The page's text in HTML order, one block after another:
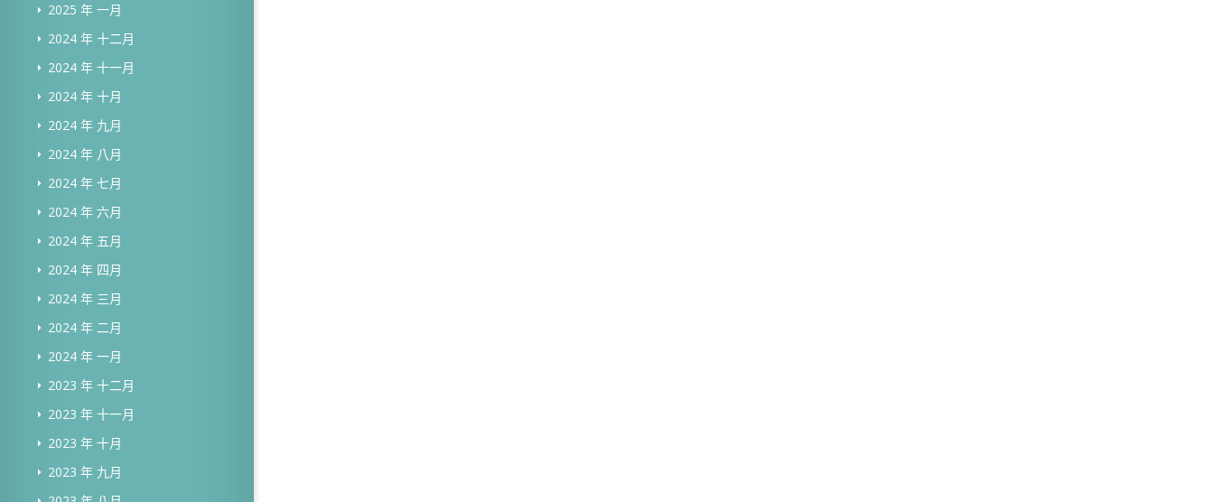
2025 年 一月
2024 年 十二月
2024 年 十一月
2024 年 十月
2024 年 九月
2024 年 八月
2024 年 七月
2024 年 六月
2024 年 五月
2024 年 四月
2024 年 三月
2024 年 二月
2024 年 一月
2023 年 十二月
2023 年 十一月
2023 年 十月
2023 年 九月